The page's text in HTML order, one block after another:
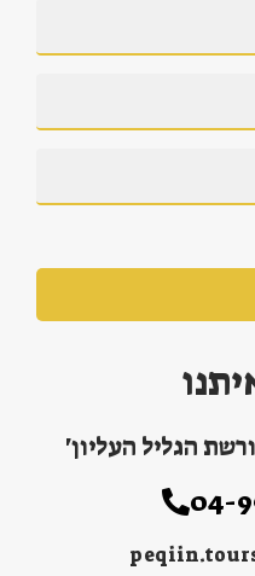
הגליל העליון'
04-